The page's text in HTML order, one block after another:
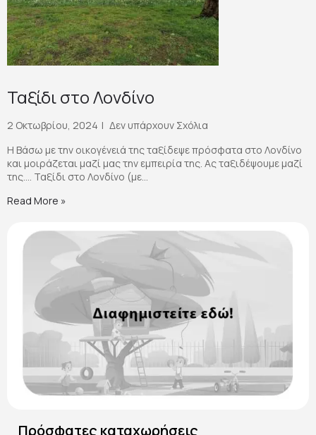
Ταξίδι στο Λονδίνο
2 Οκτωβρίου, 2024
Δεν υπάρχουν Σχόλια
Η Βάσω με την οικογένειά της ταξίδεψε πρόσφατα στο Λονδίνο
και μοιράζεται μαζί μας την εμπειρία της. Ας ταξιδέψουμε μαζί
της…. Ταξίδι στο Λονδίνο (με...
Read More »
Πρόσφατες καταχωρήσεις